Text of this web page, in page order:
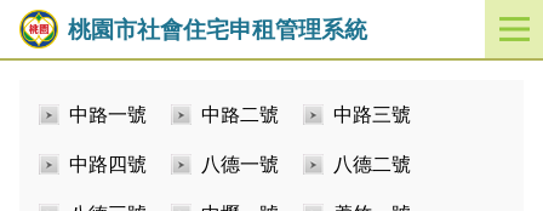
桃園市社會住宅申租管理系統
開
啟
中路一號 中路二號 中路三號
中路四號 八德一號 八德二號